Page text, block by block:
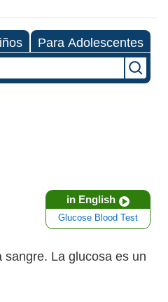
Para Adolescentes
in English
Glucose Blood Test
sangre. La glucosa es un